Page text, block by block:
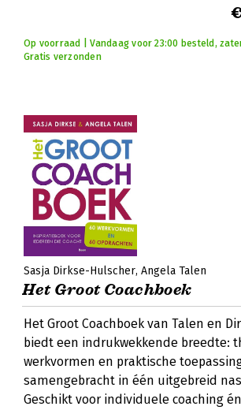
Op voorraad | Vandaag voor 23:00 besteld,
Gratis verzonden
Sasja Dirkse-Hulscher Angela Talen
Het Groot Coachboek
Het Groot Coachboek van Talen en
biedt een indrukwekkende breedte:
werkvormen en praktische
samengebracht in één uitgebreid
Geschikt voor individuele coaching